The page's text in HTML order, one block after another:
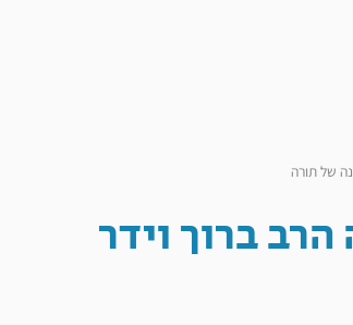
של תורה
ברוך וידר